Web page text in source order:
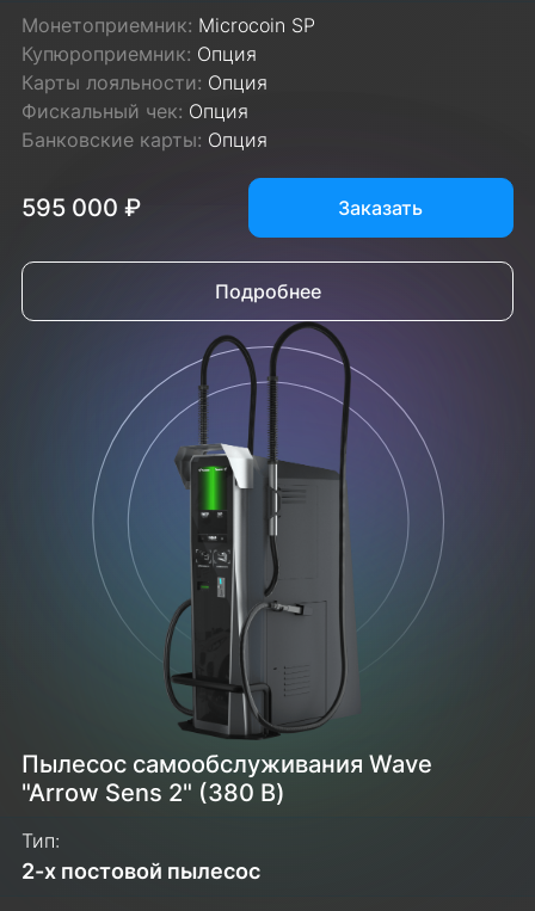
Монетоприемник: Microcoin SP
Купюроприемник: Опция
Карты лояльности: Опция
Фискальный чек: Опция
Банковские карты: Опция
595 000 ₽ Заказать
Подробнее
Пылесос самообслуживания Wave
"Arrow Sens 2" (380 В)
Тип:
2-х постовой пылесос